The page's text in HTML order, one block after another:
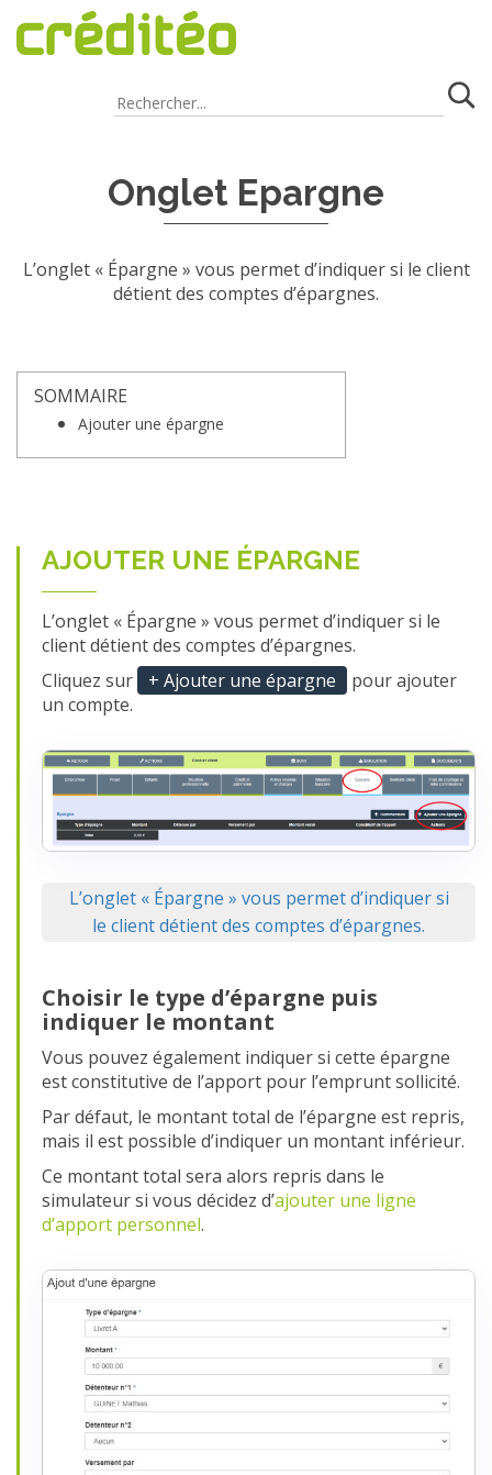
/Gestion du dossier client
Onglet Epargne
L’onglet « Épargne » vous permet d’indiquer si le client
détient des comptes d’épargnes.
SOMMAIRE
Ajouter une épargne
AJOUTER UNE ÉPARGNE
L’onglet « Épargne » vous permet d’indiquer si le
client détient des comptes d’épargnes.
Cliquez sur
+ Ajouter une épargne
pour ajouter
un compte.
L’onglet « Épargne » vous permet d’indiquer si
le client détient des comptes d’épargnes.
Choisir le type d’épargne puis
indiquer le montant
Vous pouvez également indiquer si cette épargne
est constitutive de l’apport pour l’emprunt sollicité.
Par défaut, le montant total de l’épargne est repris,
mais il est possible d’indiquer un montant inférieur.
Ce montant total sera alors repris dans le
simulateur si vous décidez d’ajouter une ligne
d’apport personnel.